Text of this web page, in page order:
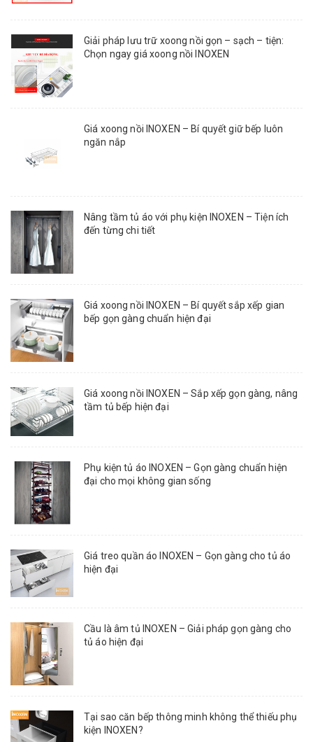
Giải pháp lưu trữ xoong nồi gọn – sạch – tiện:
Chọn ngay giá xoong nồi INOXEN
Giá xoong nồi INOXEN – Bí quyết giữ bếp luôn
ngăn nắp
Nâng tầm tủ áo với phụ kiện INOXEN – Tiện ích
đến từng chi tiết
Giá xoong nồi INOXEN – Bí quyết sắp xếp gian
bếp gọn gàng chuẩn hiện đại
Giá xoong nồi INOXEN – Sắp xếp gọn gàng, nâng
tầm tủ bếp hiện đại
Phụ kiện tủ áo INOXEN – Gọn gàng chuẩn hiện
đại cho mọi không gian sống
Giá treo quần áo INOXEN – Gọn gàng cho tủ áo
hiện đại
Cầu là âm tủ INOXEN – Giải pháp gọn gàng cho
tủ áo hiện đại
Tại sao căn bếp thông minh không thể thiếu phụ
kiện INOXEN?